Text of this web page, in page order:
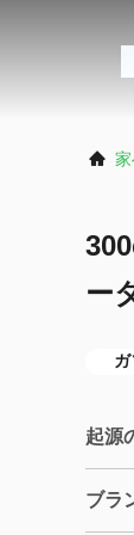
ー
起源
ブラ